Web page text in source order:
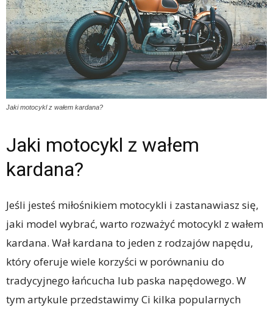
Jaki motocykl z wałem kardana?
Jaki motocykl z wałem
kardana?
Jeśli jesteś miłośnikiem motocykli i zastanawiasz się,
jaki model wybrać, warto rozważyć motocykl z wałem
kardana. Wał kardana to jeden z rodzajów napędu,
który oferuje wiele korzyści w porównaniu do
tradycyjnego łańcucha lub paska napędowego. W
tym artykule przedstawimy Ci kilka popularnych